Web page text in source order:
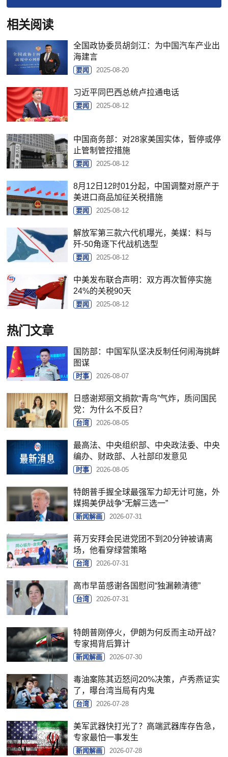
相关阅读
全国政协委员胡剑江：为中国汽车产业出
海建言
要闻 2025-08-20
习近平同巴西总统卢拉通电话
要闻 2025-08-12
中国商务部：对28家美国实体，暂停或停
止管制管控措施
要闻 2025-08-12
8月12日12时01分起，中国调整对原产于
美进口商品加征关税措施
要闻 2025-08-12
解放军第三款六代机曝光，美媒：料与
歼-50角逐下代战机选型
要闻 2025-08-12
中美发布联合声明：双方再次暂停实施
24%的关税90天
要闻 2025-08-12
热门文章
国防部：中国军队坚决反制任何闹海挑衅
图谋
时事 2026-08-07
日感谢郑丽文捐款“青鸟”气炸，质问国民
党：为什么不反日？
台湾 2026-08-05
最高法、中央组织部、中央政法委、中央
编办、财政部、人社部印发意见
时事 2026-08-05
特朗普手握全球最强军力却无计可施，外
媒揭美伊战争“无解三选一”
新闻解画 2026-07-31
蒋万安拜会民进党团不到20分钟被请离
场，他看穿绿营策略
台湾 2026-07-31
高市早苗感谢各国慰问“独漏赖清德”
台湾 2026-07-31
特朗普刚停火，伊朗为何反而主动开战？
专家揭背后算计
新闻解画 2026-07-30
毒油案陈其迈怒问20%决策，卢秀燕证实
了，曝台湾当局有内鬼
台湾 2026-07-28
美军武器快打光了？高端武器库存告急，
专家最怕一事发生
新闻解画 2026-07-28